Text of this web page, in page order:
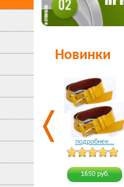
Новинки
подробнее...
1650 руб.